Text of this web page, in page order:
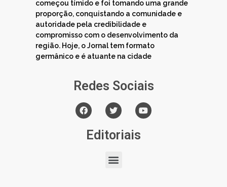
começou tímido e foi tomando uma grande
proporção, conquistando a comunidade e
autoridade pela credibilidade e
compromisso com o desenvolvimento da
região. Hoje, o Jornal tem formato
germânico e é atuante na cidade
Redes Sociais
Editoriais